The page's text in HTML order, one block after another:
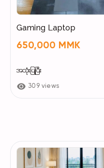
Gaming Laptop
650,000 MMK
အသုံးပြုပြီး
309 views